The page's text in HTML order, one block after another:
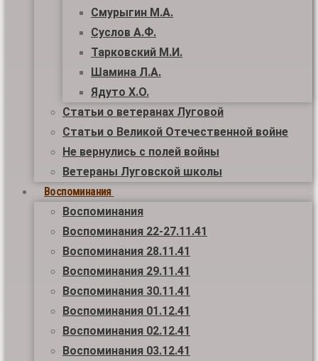
Смурыгин М.А.
Суслов А.Ф.
Тарковский М.И.
Шамина Л.А.
Ядуто Х.О.
Статьи о ветеранах Луговой
Статьи о Великой Отечественной войне
Не вернулись с полей войны
Ветераны Луговской школы
Воспоминания
Воспоминания
Воспоминания 22-27.11.41
Воспоминания 28.11.41
Воспоминания 29.11.41
Воспоминания 30.11.41
Воспоминания 01.12.41
Воспоминания 02.12.41
Воспоминания 03.12.41